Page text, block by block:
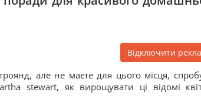
Відключити
але не маєте для цього місця,
stewart, як вирощувати ці відомі